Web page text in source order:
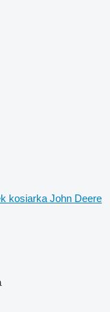
kosiarka John Deere